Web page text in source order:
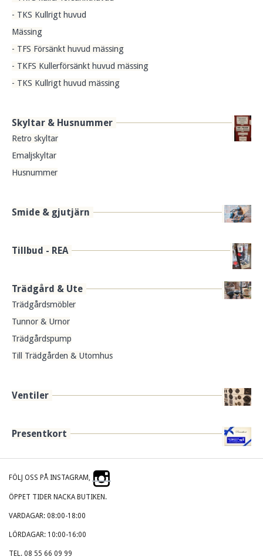
- TKS Kullrigt huvud
Mässing
- TFS Försänkt huvud mässing
- TKFS Kullerförsänkt huvud mässing
- TKS Kullrigt huvud mässing
Skyltar & Husnummer
Retro skyltar
Emaljskyltar
Husnummer
Smide & gjutjärn
Tillbud - REA
Trädgård & Ute
Trädgårdsmöbler
Tunnor & Urnor
Trädgårdspump
Till Trädgården & Utomhus
Ventiler
Presentkort
FÖLJ OSS PÅ INSTAGRAM,
ÖPPET TIDER NACKA BUTIKEN.
VARDAGAR: 08:00-18:00
LÖRDAGAR: 10:00-16:00
TEL. 08 55 66 09 99